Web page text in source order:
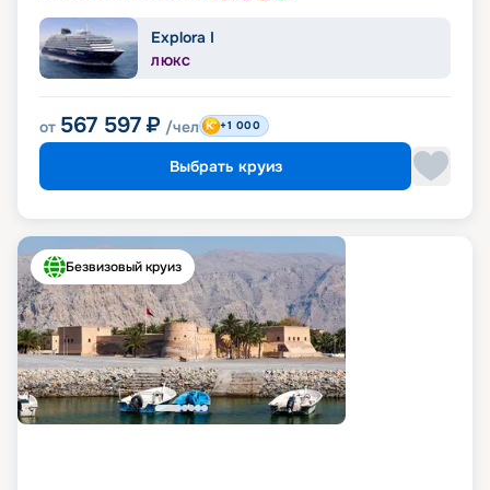
Explora I
ЛЮКС
от 567 597 ₽ /чел +1 000
Выбрать круиз
Безвизовый круиз